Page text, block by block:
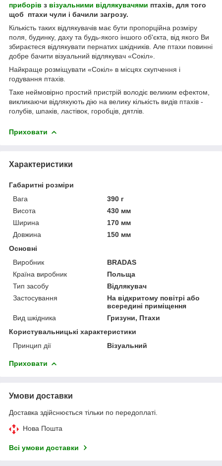
приборів з візуальними відлякувачями птахів, для того
щоб птахи чули і бачили загрозу.
Кількість таких відлякувачів має бути пропорційна розміру
поля, будинку, даху та будь-якого іншого об'єкта, від якого Ви
збираєтеся відлякувати пернатих шкідників. Але птахи повинні
добре бачити візуальний відлякувач «Сокіл».
Найкраще розміщувати «Сокіл» в місцях скупчення і
годування птахів.
Таке неймовірно простий пристрій володіє великим ефектом,
викликаючи відлякують дію на велику кількість видів птахів -
голубів, шпаків, ластівок, горобців, дятлів.
Приховати
Характеристики
Габаритні розміри
Вага
390 г
Висота
430 мм
Ширина
170 мм
Довжина
150 мм
Основні
Виробник
BRADAS
Країна виробник
Польща
Тип засобу
Відлякувач
Застосування
На відкритому повітрі або
всередині приміщення
Вид шкідника
Гризуни, Птахи
Користувальницькі характеристики
Принцип дії
Візуальний
Приховати
Умови доставки
Доставка здійснюється тільки по передоплаті.
Нова Пошта
Всі умови доставки